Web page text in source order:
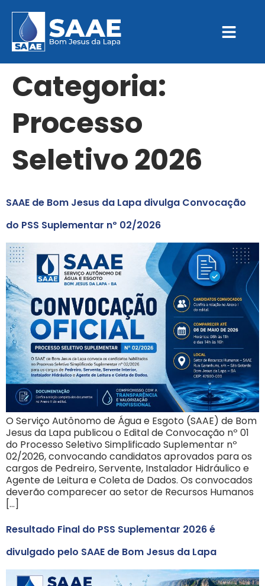
Categoria:
Processo
Seletivo 2026
SAAE de Bom Jesus da Lapa divulga Convocação
do PSS Suplementar nº 02/2026
O Serviço Autônomo de Água e Esgoto (SAAE) de Bom
Jesus da Lapa publicou o Edital de Convocação nº 01
do Processo Seletivo Simplificado Suplementar nº
02/2026, convocando candidatos aprovados para os
cargos de Pedreiro, Servente, Instalador Hidráulico e
Agente de Leitura e Coleta de Dados. Os convocados
deverão comparecer ao setor de Recursos Humanos
[…]
Resultado Final do PSS Suplementar 2026 é
divulgado pelo SAAE de Bom Jesus da Lapa